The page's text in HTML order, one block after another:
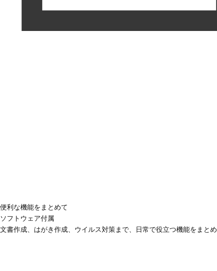
便利な機能をまとめて
ソフトウェア付属
文書作成、はがき作成、ウイルス対策まで、日常で役立つ機能をまと